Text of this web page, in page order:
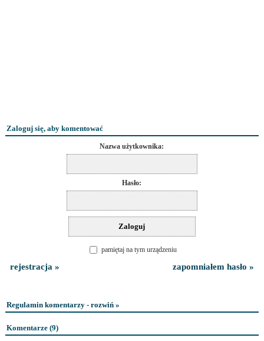
Zaloguj się, aby komentować
Nazwa użytkownika:
Hasło:
pamiętaj na tym urządzeniu
rejestracja » zapomniałem hasło »
Regulamin komentarzy - rozwiń »
Komentarze (9)